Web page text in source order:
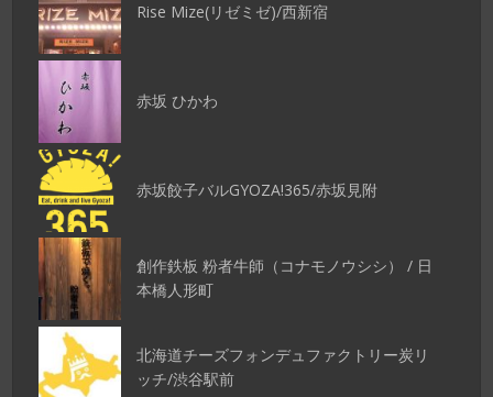
Rise Mize(リゼミゼ)/西新宿
赤坂 ひかわ
赤坂餃子バルGYOZA!365/赤坂見附
創作鉄板 粉者牛師（コナモノウシシ） / 日
本橋人形町
北海道チーズフォンデュファクトリー炭リ
ッチ/渋谷駅前